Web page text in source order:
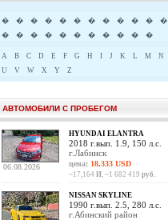
� � � � � � � � � � � �
�
� � � � � � � � � �
A B C D E F G H I J K L M N
U
V W X Y Z
АВТОМОБИЛИ С ПРОБЕГОМ
06.08.2026
HYUNDAI ELANTRA
2018 г.вып. 1.9, 150 л.с.
г.Лабинск
цена: 18,333 USD
~17,164 И, ~1 682 419 руб.
NISSAN SKYLINE
1990 г.вып. 2.5, 280 л.с.
г.Абинский район